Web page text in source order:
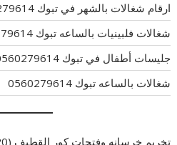
ارقام شغالات بالشهر في تبوك 0560279614
شغالات فلبينيات بالساعه تبوك 0560279614
جليسات أطفال في تبوك 0560279614
شغالات بالساعه تبوك 0560279614
تخريم خرسانه وفتحات كور القطيف (20)